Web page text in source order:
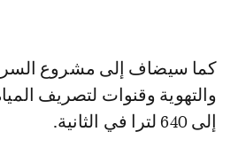
كما سيضاف إلى مشروع
والتهوية وقنوات لتصريف
إلى 640 لترا في الثانية.